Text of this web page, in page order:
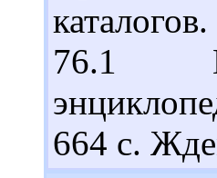
76.1
664 с.